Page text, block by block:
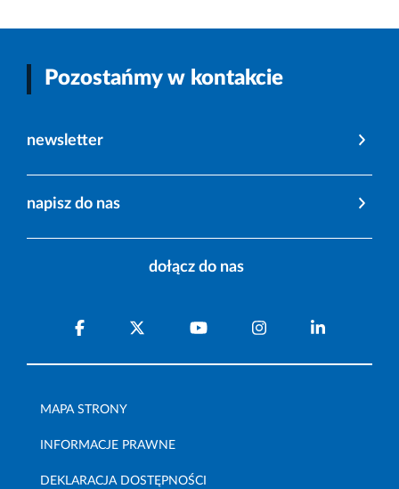
Pozostańmy w kontakcie
newsletter
napisz do nas
dołącz do nas
MAPA STRONY
INFORMACJE PRAWNE
DEKLARACJA DOSTĘPNOŚCI